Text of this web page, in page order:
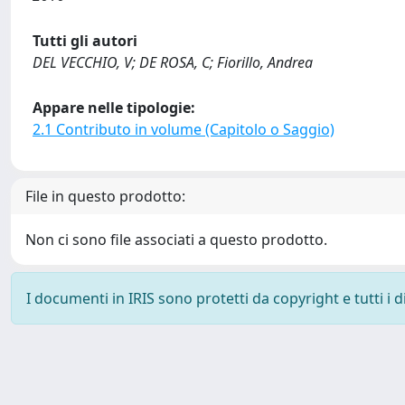
Tutti gli autori
DEL VECCHIO, V; DE ROSA, C; Fiorillo, Andrea
Appare nelle tipologie:
2.1 Contributo in volume (Capitolo o Saggio)
File in questo prodotto:
Non ci sono file associati a questo prodotto.
I documenti in IRIS sono protetti da copyright e tutti i